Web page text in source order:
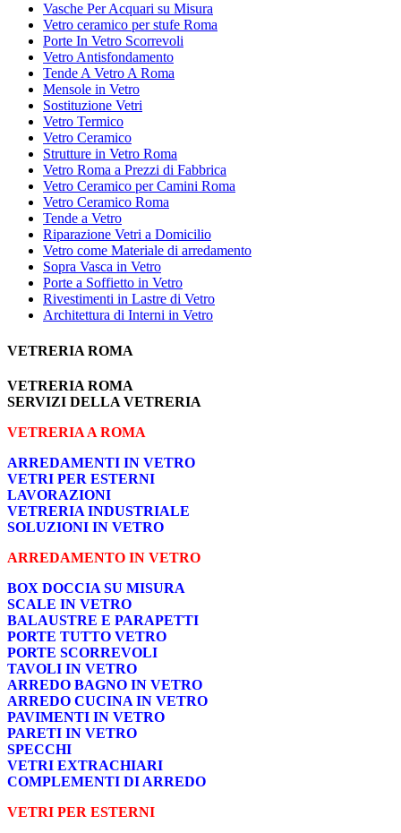
Vasche Per Acquari su Misura
Vetro ceramico per stufe Roma
Porte In Vetro Scorrevoli
Vetro Antisfondamento
Tende A Vetro A Roma
Mensole in Vetro
Sostituzione Vetri
Vetro Termico
Vetro Ceramico
Strutture in Vetro Roma
Vetro Roma a Prezzi di Fabbrica
Vetro Ceramico per Camini Roma
Vetro Ceramico Roma
Tende a Vetro
Riparazione Vetri a Domicilio
Vetro come Materiale di arredamento
Sopra Vasca in Vetro
Porte a Soffietto in Vetro
Rivestimenti in Lastre di Vetro
Architettura di Interni in Vetro
VETRERIA ROMA
VETRERIA ROMA
SERVIZI DELLA VETRERIA
VETRERIA A ROMA
ARREDAMENTI IN VETRO
VETRI PER ESTERNI
LAVORAZIONI
VETRERIA INDUSTRIALE
SOLUZIONI IN VETRO
ARREDAMENTO IN VETRO
BOX DOCCIA SU MISURA
SCALE IN VETRO
BALAUSTRE E PARAPETTI
PORTE TUTTO VETRO
PORTE SCORREVOLI
TAVOLI IN VETRO
ARREDO BAGNO IN VETRO
ARREDO CUCINA IN VETRO
PAVIMENTI IN VETRO
PARETI IN VETRO
SPECCHI
VETRI EXTRACHIARI
COMPLEMENTI DI ARREDO
VETRI PER ESTERNI